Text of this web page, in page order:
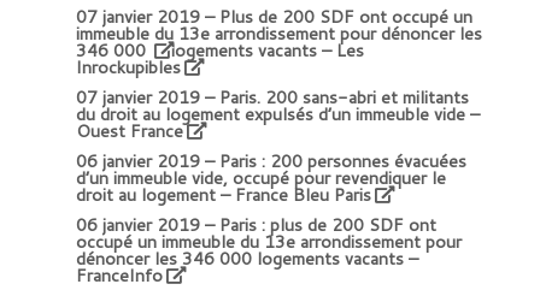
07 janvier 2019 –Plus de 200 SDF ont occupé un
immeuble du 13e arrondissement pour dénoncer les
346 000 logements vacants – Les
Inrockupibles
07 janvier 2019 –Paris. 200 sans-abri et militants
du droit au logement expulsés d’un immeuble vide –
Ouest France
06 janvier 2019 –Paris : 200 personnes évacuées
d’un immeuble vide, occupé pour revendiquer le
droit au logement – France Bleu Paris
06 janvier 2019 –Paris : plus de 200 SDF ont
occupé un immeuble du 13e arrondissement pour
dénoncer les 346 000 logements vacants –
FranceInfo